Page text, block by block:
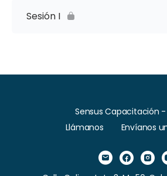
Sesión I
Sensus Capacitación -
Llámanos
Envíanos